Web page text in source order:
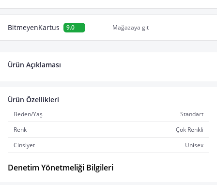
BitmeyenKartus 9.0 Mağazaya git
Ürün Açıklaması
Ürün Özellikleri
Beden/Yaş
Standart
Renk
Çok Renkli
Cinsiyet
Unisex
Denetim Yönetmeliği Bilgileri